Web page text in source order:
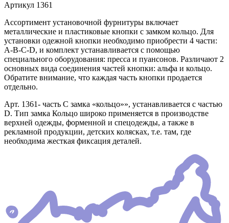
Артикул 1361
Ассортимент установочной фурнитуры включает
металлические и пластиковые кнопки с замком кольцо. Для
установки одежной кнопки необходимо приобрести 4 части:
A-B-C-D, и комплект устанавливается с помощью
специального оборудования: пресса и пуансонов. Различают 2
основных вида соединения частей кнопки: альфа и кольцо.
Обратите внимание, что каждая часть кнопки продается
отдельно.
Арт. 1361- часть С замка «кольцо»», устанавливается с частью
D. Тип замка Кольцо широко применяется в производстве
верхней одежды, форменной и спецодежды, а также в
рекламной продукции, детских колясках, т.е. там, где
необходима жесткая фиксация деталей.